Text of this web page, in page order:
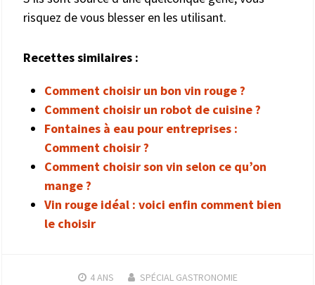
risquez de vous blesser en les utilisant.
Recettes similaires :
Comment choisir un bon vin rouge ?
Comment choisir un robot de cuisine ?
Fontaines à eau pour entreprises :
Comment choisir ?
Comment choisir son vin selon ce qu’on
mange ?
Vin rouge idéal : voici enfin comment bien
le choisir
4 ANS SPÉCIAL GASTRONOMIE